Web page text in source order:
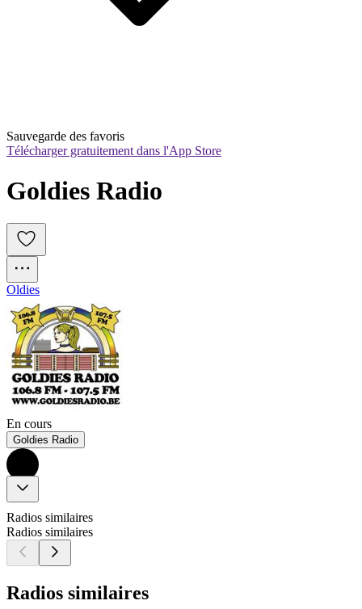
Sauvegarde des favoris
Télécharger gratuitement dans l'App Store
Goldies Radio
Oldies
En cours
Goldies Radio
Radios similaires
Radios similaires
Radios similaires